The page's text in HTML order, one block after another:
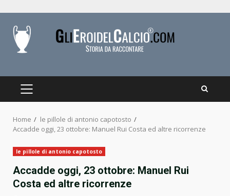
content
PRIMARY
Home
le pillole di antonio capotosto
Accadde oggi, 23 ottobre: Manuel Rui Costa ed altre ricorrenze
le pillole di antonio capotosto
Accadde oggi, 23 ottobre: Manuel Rui
Costa ed altre ricorrenze